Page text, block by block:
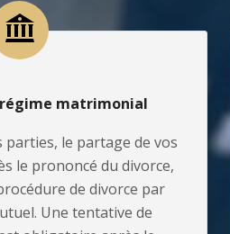
matrimonial
parties, le partage de vos
le prononcé du divorce,
de divorce par
Une tentative de